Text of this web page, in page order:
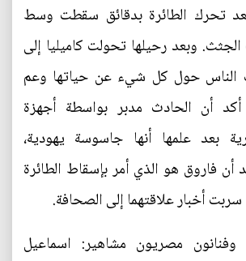
تحرك الطائرة بدقائق سقطت وسط
وبعد رحيلها تحولت كاميليا إلى
الناس حول كل شيء عن حياتها وعم
أكد أن الحادث مدبر بواسطة أجهزة
بعد علمها أنها جاسوسة يهودية،
أن فاروق هو الذي أمر بإسقاط الطائرة
سربت أخبار علاقتهما إلى الصحافة.
وفنانون مصريون مشاهير: اسماعيل